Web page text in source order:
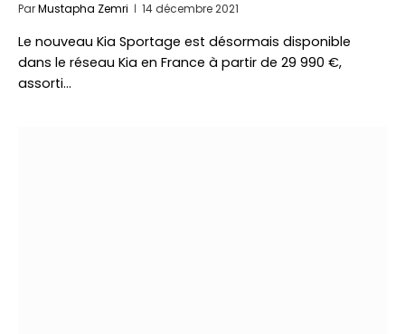
ParMustapha Zemri 14 décembre 2021
Le nouveau Kia Sportage est désormais disponible
dans le réseau Kia en France à partir de 29 990 €,
assorti…